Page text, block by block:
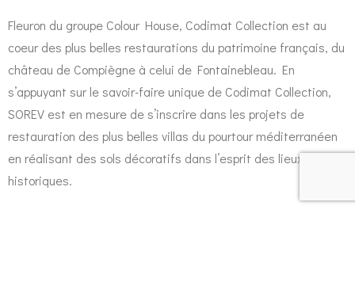
Fleuron du groupe Colour House, Codimat Collection est au
coeur des plus belles restaurations du patrimoine français, du
château de Compiègne à celui de Fontainebleau. En
s’appuyant sur le savoir-faire unique de Codimat Collection,
SOREV est en mesure de s’inscrire dans les projets de
restauration des plus belles villas du pourtour méditerranéen
en réalisant des sols décoratifs dans l’esprit des lieux
historiques.